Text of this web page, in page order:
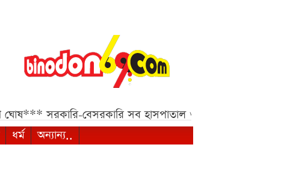
সরকারি-বেসরকারি সব হাসপাতাল ও ক্লিনিকের জন্য হাইকোর্টের
ধর্ম অন্যান্য..